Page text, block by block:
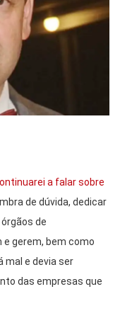
a falar sobre
de dúvida, dedicar
de
gerem, bem como
e devia ser
das empresas que